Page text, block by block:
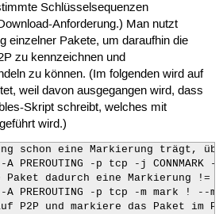
Schlüsselsequenzen
Anforderung.) Man nutzt
einzelner Pakete, um daraufhin die
zu kennzeichnen und
zu können. (Im folgenden wird auf
weil davon ausgegangen wird, dass
Skript schreibt, welches mit
wird.)
schon eine Markierung trägt,
-p tcp -j CONNMARK
Paket dadurch eine Markierung
PREROUTING -p tcp -m mark ! --
P2P und markiere das Paket